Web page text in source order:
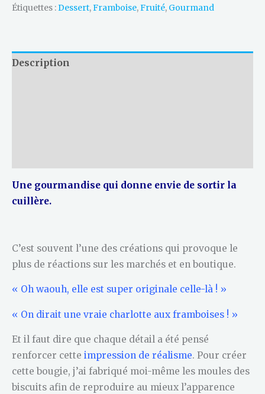
Étiquettes :Dessert,Framboise,Fruité, Gourmand
Description
Une gourmandise qui donne envie de sortir la
cuillère.
C’est souvent l’une des créations qui provoque le
plus de réactions sur les marchés et en boutique.
« Oh waouh, elle est super originale celle-là ! »
« On dirait une vraie charlotte aux framboises ! »
Et il faut dire que chaque détail a été pensé
renforcer cette impression de réalisme. Pour créer
cette bougie, j’ai fabriqué moi-même les moules des
biscuits afin de reproduire au mieux l’apparence